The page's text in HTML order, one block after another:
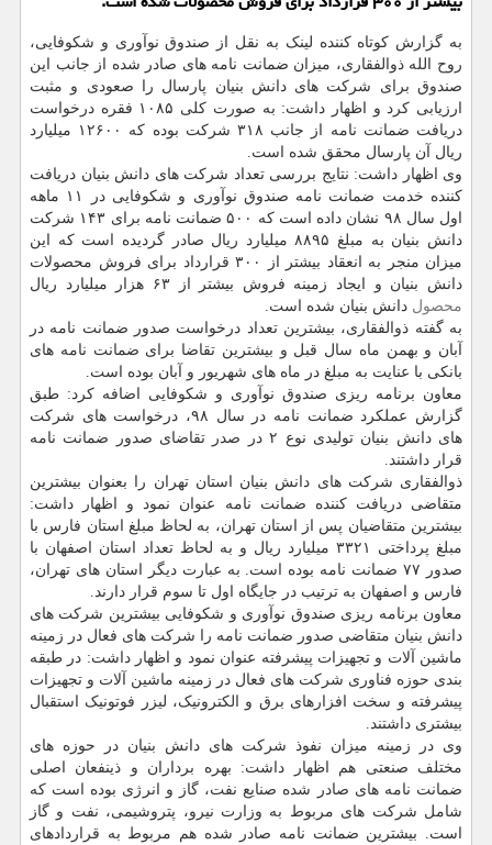
به گزارش کوتاه کننده لینک به نقل از صندوق نوآوری و شکوفایی،
روح الله ذوالفقاری، میزان ضمانت نامه های صادر شده از جانب این
صندوق برای شرکت های دانش بنیان پارسال را صعودی و مثبت
ارزیابی کرد و اظهار داشت: به صورت کلی ۱۰۸۵ فقره درخواست
دریافت ضمانت نامه از جانب ۳۱۸ شرکت بوده که ۱۲۶۰۰ میلیارد
ریال آن پارسال محقق شده است.
وی اظهار داشت: نتایج بررسی تعداد شرکت های دانش بنیان دریافت
کننده خدمت ضمانت نامه صندوق نوآوری و شکوفایی در ۱۱ ماهه
اول سال ۹۸ نشان داده است که ۵۰۰ ضمانت نامه برای ۱۴۳ شرکت
دانش بنیان به مبلغ ۸۸۹۵ میلیارد ریال صادر گردیده است که این
میزان منجر به انعقاد بیشتر از ۳۰۰ قرارداد برای فروش محصولات
دانش بنیان و ایجاد زمینه فروش بیشتر از ۶۳ هزار میلیارد ریال
محصول دانش بنیان شده است.
به گفته ذوالفقاری، بیشترین تعداد درخواست صدور ضمانت نامه در
آبان و بهمن ماه سال قبل و بیشترین تقاضا برای ضمانت نامه های
بانکی با عنایت به مبلغ در ماه های شهریور و آبان بوده است.
معاون برنامه ریزی صندوق نوآوری و شکوفایی اضافه کرد: طبق
گزارش عملکرد ضمانت نامه در سال ۹۸، درخواست های شرکت
های دانش بنیان تولیدی نوع ۲ در صدر تقاضای صدور ضمانت نامه
قرار داشتند.
ذوالفقاری شرکت های دانش بنیان استان تهران را بعنوان بیشترین
متقاضی دریافت کننده ضمانت نامه عنوان نمود و اظهار داشت:
بیشترین متقاضیان پس از استان تهران، به لحاظ مبلغ استان فارس با
مبلغ پرداختی ۳۳۲۱ میلیارد ریال و به لحاظ تعداد استان اصفهان با
صدور ۷۷ ضمانت نامه بوده است. به عبارت دیگر استان های تهران،
فارس و اصفهان به ترتیب در جایگاه اول تا سوم قرار دارند.
معاون برنامه ریزی صندوق نوآوری و شکوفایی بیشترین شرکت های
دانش بنیان متقاضی صدور ضمانت نامه را شرکت های فعال در زمینه
ماشین آلات و تجهیزات پیشرفته عنوان نمود و اظهار داشت: در طبقه
بندی حوزه فناوری شرکت های فعال در زمینه ماشین آلات و تجهیزات
پیشرفته و سخت افزارهای برق و الکترونیک، لیزر فوتونیک استقبال
بیشتری داشتند.
وی در زمینه میزان نفوذ شرکت های دانش بنیان در حوزه های
مختلف صنعتی هم اظهار داشت: بهره برداران و ذینفعان اصلی
ضمانت نامه های صادر شده صنایع نفت، گاز و انرژی بوده است که
شامل شرکت های مربوط به وزارت نیرو، پتروشیمی، نفت و گاز
است. بیشترین ضمانت نامه صادر شده هم مربوط به قراردادهای